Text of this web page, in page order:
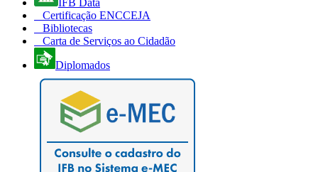
IFB Data
Certificação ENCCEJA
Bibliotecas
Carta de Serviços ao Cidadão
Diplomados